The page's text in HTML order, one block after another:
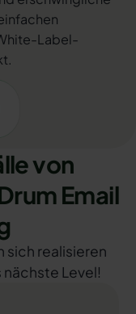
Label-
von
Email
sich realisieren
nächste Level!